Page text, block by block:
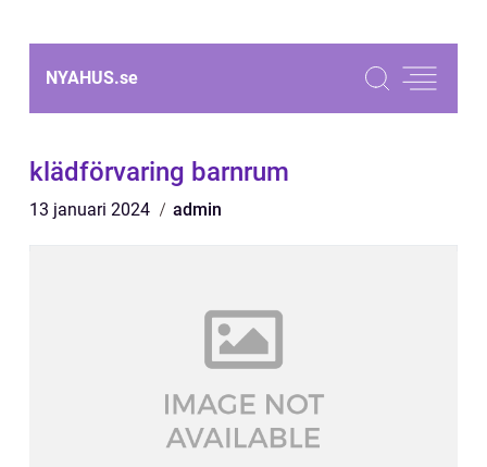
NYAHUS.se
klädförvaring barnrum
13 januari 2024 admin